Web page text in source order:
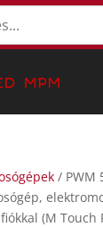
/ PWM
(M Touch